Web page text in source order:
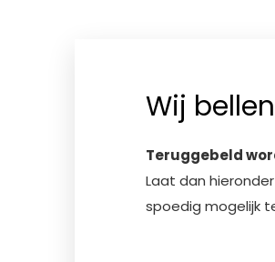
Wij
Teruggebeld
Laat dan
spoedig mogelijk